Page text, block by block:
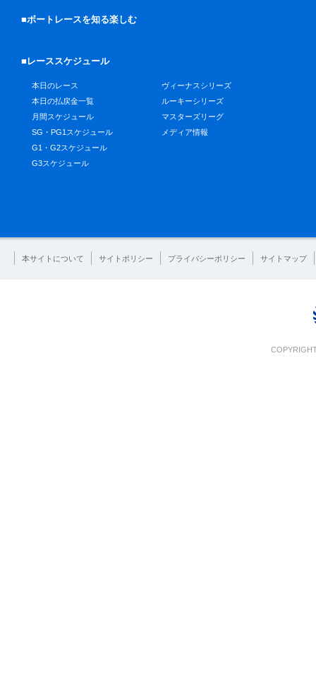
■ボートレースを知る楽しむ
■レーススケジュール
本日のレース
本日の払戻金一覧
月間スケジュール
SG・PG1スケジュール
G1・G2スケジュール
G3スケジュール
ヴィーナスシリーズ
ルーキーシリーズ
マスターズリーグ
メディア情報
本サイトについて サイトポリシー プライバシーポリシー サイトマップ